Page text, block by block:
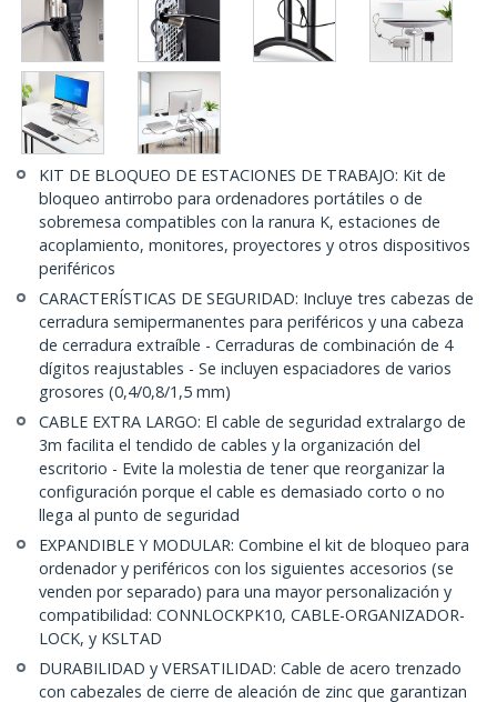
KIT DE BLOQUEO DE ESTACIONES DE TRABAJO: Kit de
bloqueo antirrobo para ordenadores portátiles o de
sobremesa compatibles con la ranura K, estaciones de
acoplamiento, monitores, proyectores y otros dispositivos
periféricos
CARACTERÍSTICAS DE SEGURIDAD: Incluye tres cabezas de
cerradura semipermanentes para periféricos y una cabeza
de cerradura extraíble - Cerraduras de combinación de 4
dígitos reajustables - Se incluyen espaciadores de varios
grosores (0,4/0,8/1,5 mm)
CABLE EXTRA LARGO: El cable de seguridad extralargo de
3m facilita el tendido de cables y la organización del
escritorio - Evite la molestia de tener que reorganizar la
configuración porque el cable es demasiado corto o no
llega al punto de seguridad
EXPANDIBLE Y MODULAR: Combine el kit de bloqueo para
ordenador y periféricos con los siguientes accesorios (se
venden por separado) para una mayor personalización y
compatibilidad: CONNLOCKPK10, CABLE-ORGANIZADOR-
LOCK, y KSLTAD
DURABILIDAD y VERSATILIDAD: Cable de acero trenzado
con cabezales de cierre de aleación de zinc que garantizan